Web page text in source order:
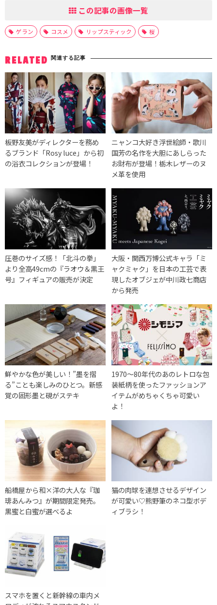
この記事の画像一覧
ゲラン コスメ リップスティック 桜
RELATED 関連する記事
板野友美がディレクターを務め
るブランド「Rosy luce」から初
の浴衣コレクションが登場！
ニャンコ大好き浮世絵師・歌川
国芳の名作を大胆にあしらった
お財布が登場！栃木レザーのヌ
メ革を使用
圧巻のサイズ感！「北斗の拳」
より全高49cmの『ラオウ＆黒王
号』フィギュアの販売が決定
大阪・関西万博公式キャラ「ミ
ャクミャク」を日本の工芸で表
現したオブジェが中川政七商店
から発売
鮮やかな色が美しい！”墨を摺
る”ことも楽しみのひとつ。新感
覚の固形墨と硯がステキ
1970～80年代のあのレトロな包
装紙柄を使ったファッションア
イテムがめちゃくちゃ可愛い
よ！
船橋屋から和×洋の大人な『珈
琲あんみつ』が期間限定発売。
黒蜜と白蜜が選べるよ
猫の肉球を連想させるデザイン
が可愛い♡熊野筆のネコ型ボデ
ィブラシ！
スマホを置くと新幹線の車内メ